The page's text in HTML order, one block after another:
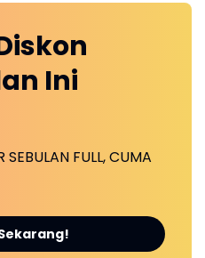
Ini
SEBULAN FULL, CUMA